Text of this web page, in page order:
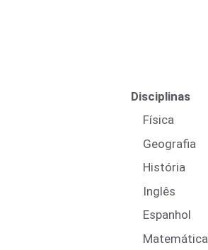
Disciplinas
Física
Geografia
História
Inglês
Espanhol
Matemática